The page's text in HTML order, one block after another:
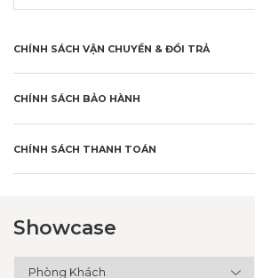
CHÍNH SÁCH VẬN CHUYỂN & ĐỔI TRẢ
CHÍNH SÁCH BẢO HÀNH
CHÍNH SÁCH THANH TOÁN
Showcase